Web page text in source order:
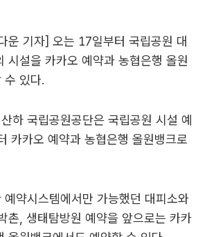
운 기자] 오는 17일부터 국립공원 대
시설을 카카오 예약과 농협은행 올원
수 있다.
하 국립공원공단은 국립공원 시설 예
카카오 예약과 농협은행 올원뱅크로
약시스템에서만 가능했던 대피소와
촌, 생태탐방원 예약을 앞으로는 카카